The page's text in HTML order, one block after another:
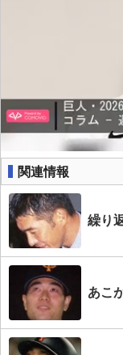
関連情報
繰り
あこ